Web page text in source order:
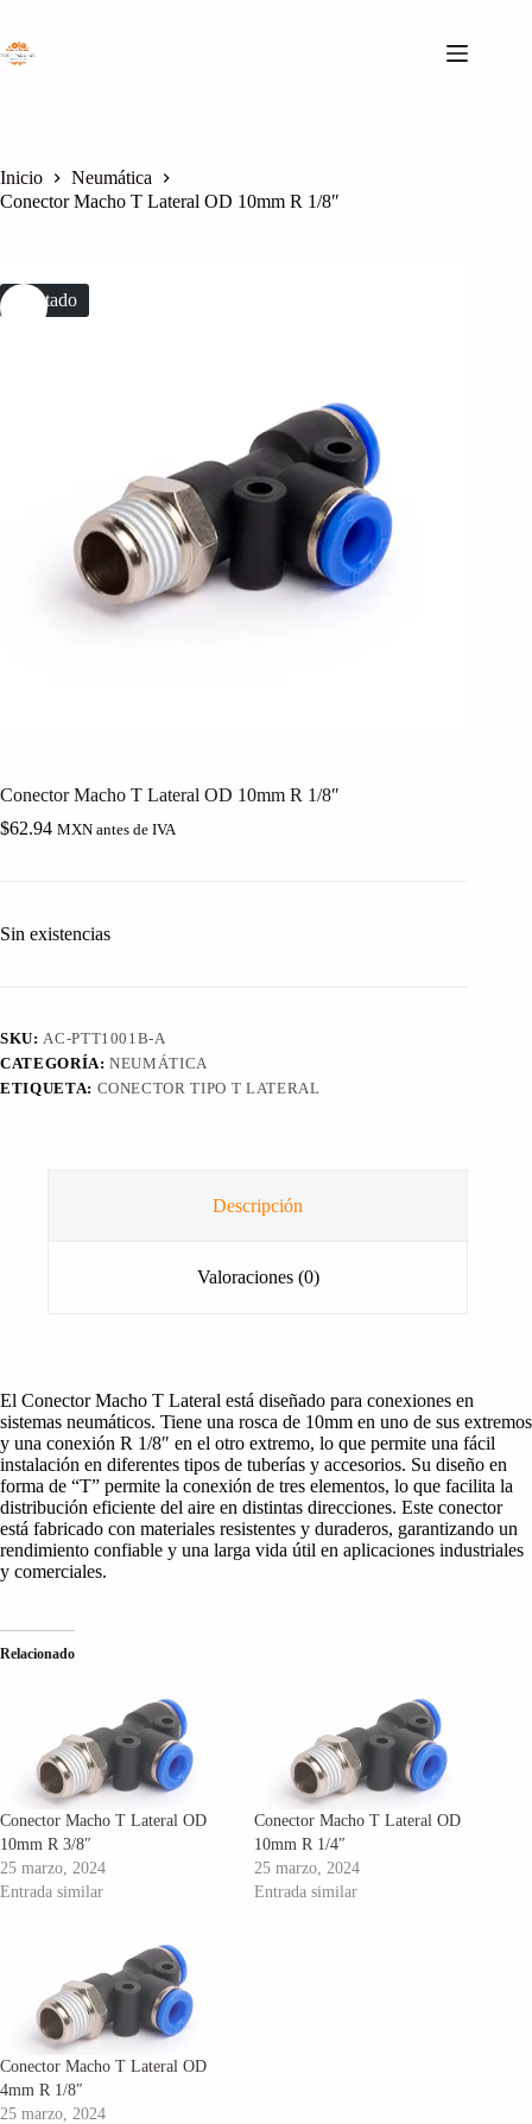
contenido
Inicio
Neumática
Conector Macho T Lateral OD 10mm R 1/8″
Agotado
Conector Macho T Lateral OD 10mm R 1/8″
$62.94 MXN antes de IVA
Sin existencias
SKU: AC-PTT1001B-A
CATEGORÍA:NEUMÁTICA
ETIQUETA: CONECTOR TIPO T LATERAL
Descripción
Valoraciones (0)
El Conector Macho T Lateral está diseñado para conexiones en
sistemas neumáticos. Tiene una rosca de 10mm en uno de sus extremos
y una conexión R 1/8″ en el otro extremo, lo que permite una fácil
instalación en diferentes tipos de tuberías y accesorios. Su diseño en
forma de “T” permite la conexión de tres elementos, lo que facilita la
distribución eficiente del aire en distintas direcciones. Este conector
está fabricado con materiales resistentes y duraderos, garantizando un
rendimiento confiable y una larga vida útil en aplicaciones industriales
y comerciales.
Relacionado
Conector Macho T Lateral OD
10mm R 3/8″
25 marzo, 2024
Entrada similar
Conector Macho T Lateral OD
10mm R 1/4″
25 marzo, 2024
Entrada similar
Conector Macho T Lateral OD
4mm R 1/8″
25 marzo, 2024